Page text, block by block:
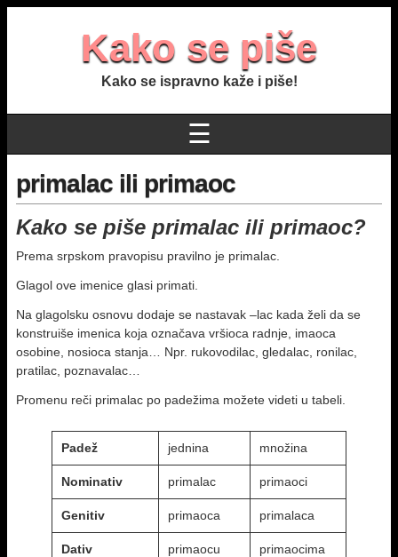
Kako se piše
Kako se ispravno kaže i piše!
☰
primalac ili primaoc
Kako se piše primalac ili primaoc?
Prema srpskom pravopisu pravilno je primalac.
Glagol ove imenice glasi primati.
Na glagolsku osnovu dodaje se nastavak –lac kada želi da se
konstruiše imenica koja označava vršioca radnje, imaoca
osobine, nosioca stanja… Npr. rukovodilac, gledalac, ronilac,
pratilac, poznavalac…
Promenu reči primalac po padežima možete videti u tabeli.
Padež jednina množina
Nominativ primalac primaoci
Genitiv primaoca primalaca
Dativ primaocu primaocima